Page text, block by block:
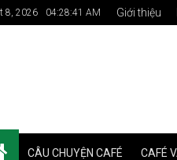
8, 2026 04:28:43 AM Giới thiệu
CÂU CHUYỆN CAFÉ CAFÉ